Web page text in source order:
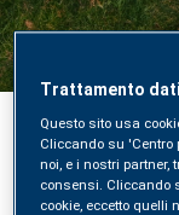
Acquista,
Trattamento
Questo sito usa
Cliccando su 'Centro
noi, e i nostri partner,
consensi. Cliccando
cookie, eccetto quelli